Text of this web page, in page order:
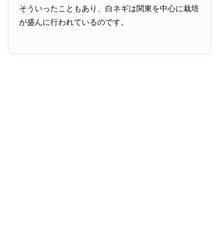
そういったこともあり、白ネギは関東を中心に栽培
が盛んに行われているのです。